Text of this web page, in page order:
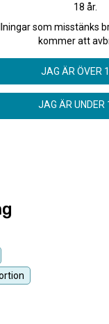
18 år.
som misstänks
kommer att
JAG ÄR ÖVER
JAG ÄR UNDER